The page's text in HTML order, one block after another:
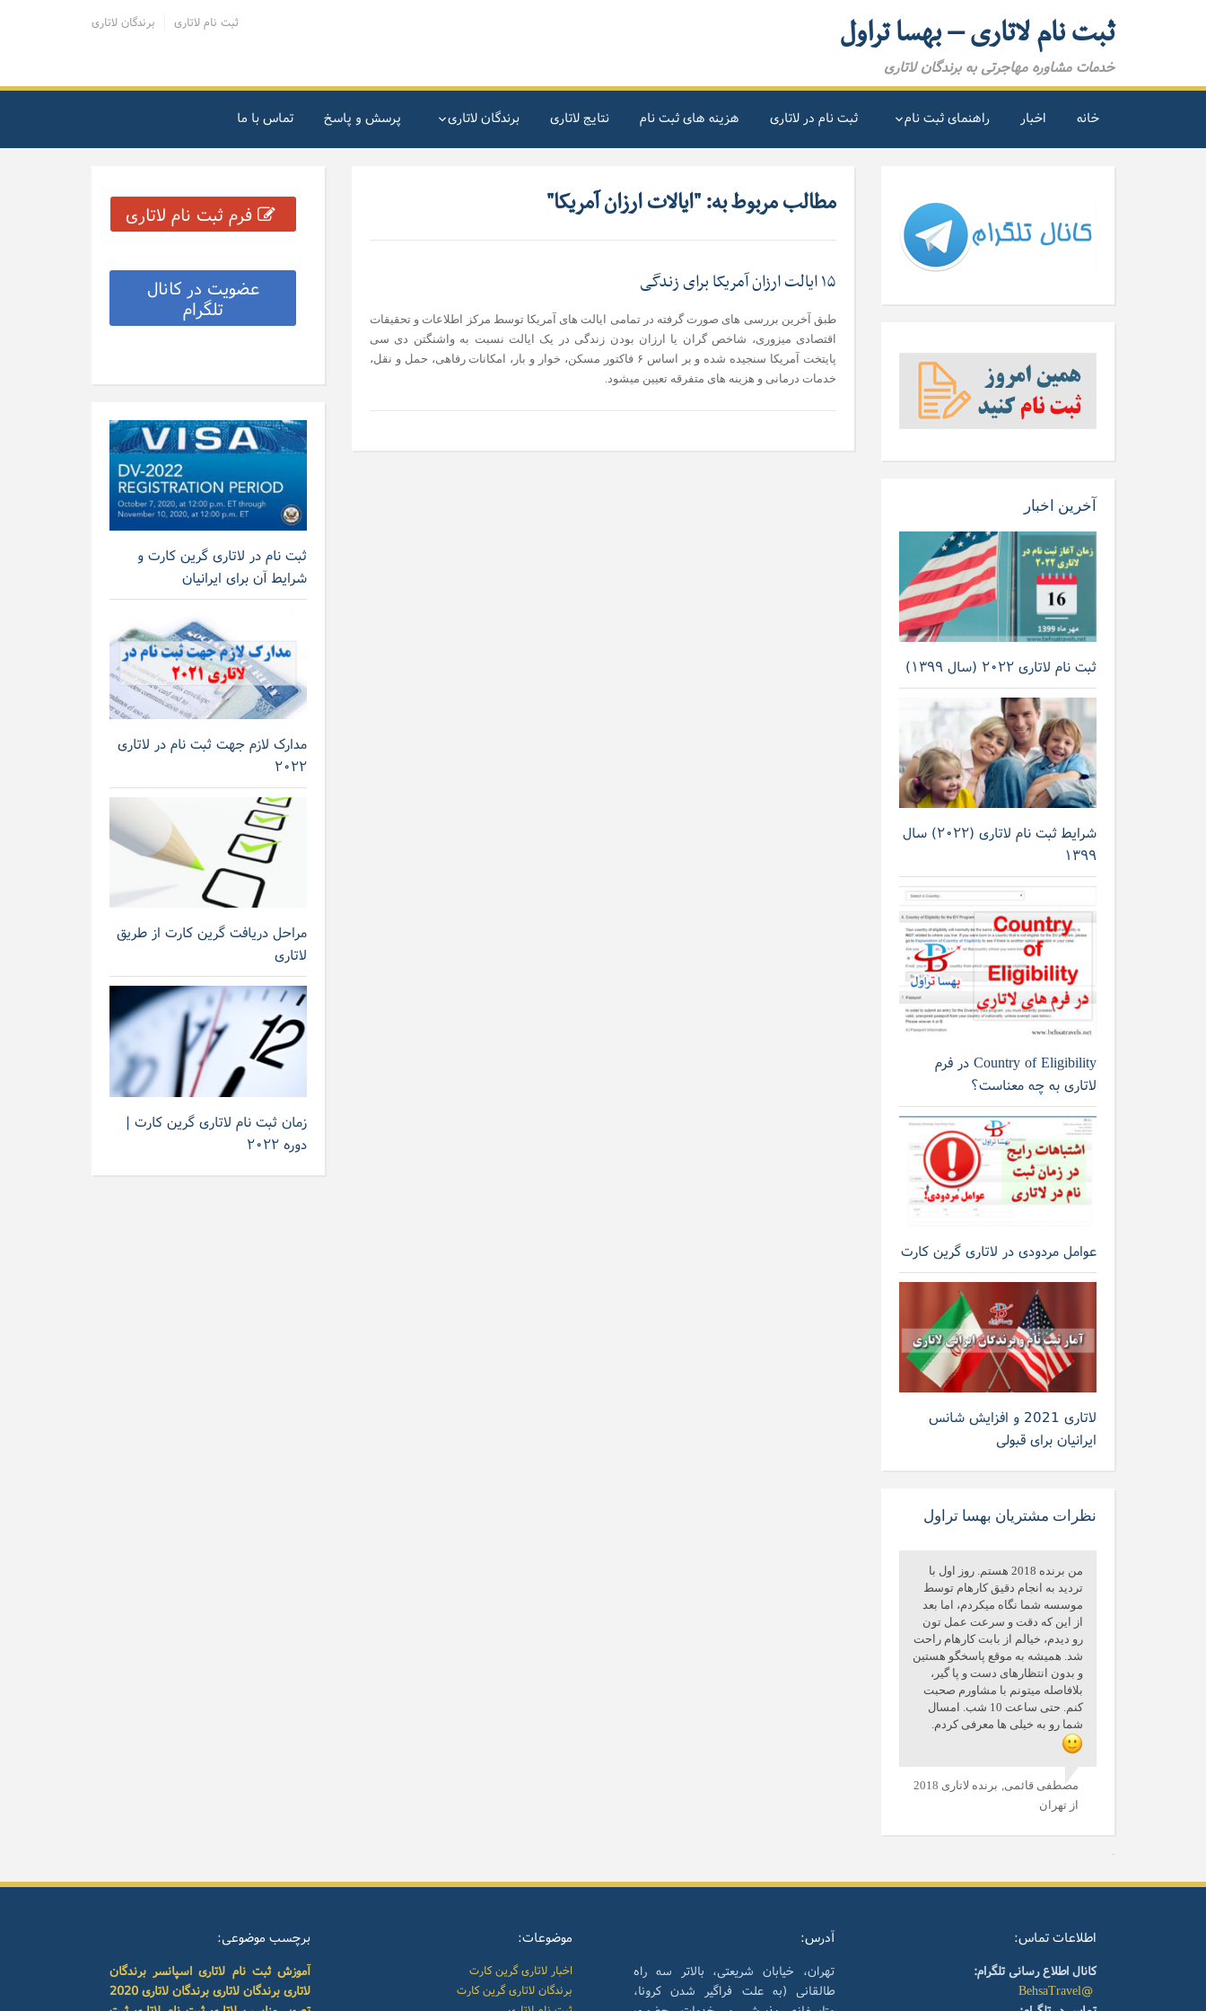
ثبت نام لاتاری – بهسا تراول
خدمات مشاوره مهاجرتی به برندگان لاتاری
برندگان لاتاری ثبت نام لاتاری
خانه اخبار راهنمای ثبت نام ثبت نام در لاتاری هزینه های ثبت نام نتایج لاتاری برندگان لاتاری پرسش و پاسخ تماس با ما
فرم ثبت نام لاتاری
عضویت در کانال
تلگرام
ثبت نام در لاتاری گرین کارت و
شرایط آن برای ایرانیان
مدارک لازم جهت ثبت نام در لاتاری
۲۰۲۲
مراحل دریافت گرین کارت از طریق
لاتاری
زمان ثبت نام لاتاری گرین کارت |
دوره ۲۰۲۲
مطالب مربوط به: "ایالات ارزان آمریکا"
۱۵ ایالت ارزان آمریکا برای زندگی
طبق آخرین بررسی های صورت گرفته در تمامی ایالت های آمریکا توسط مرکز اطلاعات و تحقیقات
اقتصادی میزوری، شاخص گران یا ارزان بودن زندگی در یک ایالت نسبت به واشنگتن دی سی
پایتخت آمریکا سنجیده شده و بر اساس ۶ فاکتور مسکن، خوار و بار، امکانات رفاهی، حمل و نقل،
خدمات درمانی و هزینه های متفرقه تعیین میشود.
آخرین اخبار
ثبت نام لاتاری ۲۰۲۲ (سال ۱۳۹۹)
شرایط ثبت نام لاتاری (۲۰۲۲) سال
۱۳۹۹
Country of Eligibility در فرم
لاتاری به چه معناست؟
عوامل مردودی در لاتاری گرین کارت
لاتاری 2021 و افزایش شانس
ایرانیان برای قبولی
نظرات مشتریان بهسا تراول
من برنده 2018 هستم. روز اول با
تردید به انجام دقیق کارهام توسط
موسسه شما نگاه میکردم، اما بعد
از این که دقت و سرعت عمل تون
رو دیدم، خیالم از بابت کارهام راحت
شد. همیشه به موقع پاسخگو هستین
و بدون انتظارهای دست و پا گیر،
بلافاصله میتونم با مشاورم صحبت
کنم. حتی ساعت 10 شب. امسال
شما رو به خیلی ها معرفی کردم.
مصطفی قائمی,
برنده لاتاری 2018
از تهران
برچسب موضوعی:
آموزش ثبت نام لاتاری اسپانسر برندگان
لاتاری برندگان لاتاری برندگان لاتاری 2020
موضوعات:
اخبار لاتاری گرین کارت
برندگان لاتاری گرین کارت
آدرس:
تهران، خیابان شریعتی، بالاتر سه راه
طالقانی (به علت فراگیر شدن کرونا،
اطلاعات تماس:
کانال اطلاع رسانی تلگرام:
@BehsaTravel